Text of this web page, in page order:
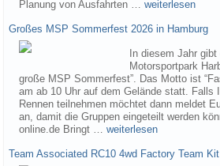
Planung von Ausfahrten … weiterlesen
Großes MSP Sommerfest 2026 in Hamburg
In diesem Jahr
Motorsportpark
große MSP Sommerfest”. Das Motto ist
am ab 10 Uhr auf dem Gelände statt. Falls
Rennen teilnehmen möchtet dann meldet
an, damit die Gruppen eingeteilt werden
online.de Bringt … weiterlesen
Team Associated RC10 4wd Factory Team Kit